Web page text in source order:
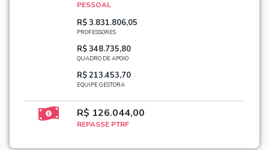
PESSOAL
R$ 3.831.806,05
PROFESSORES
R$ 348.735,80
QUADRO DE APOIO
R$ 213.453,70
EQUIPE GESTORA
R$ 126.044,00
REPASSE PTRF